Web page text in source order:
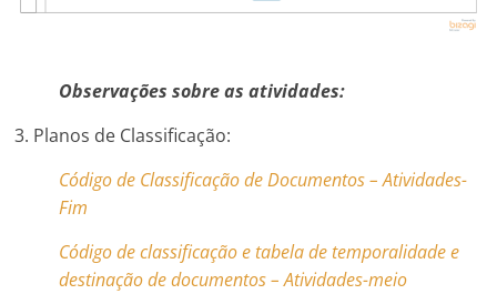
Observações sobre as atividades:
3. Planos de Classificação:
Código de Classificação de Documentos – Atividades-
Fim
Código de classificação e tabela de temporalidade e
destinação de documentos – Atividades-meio